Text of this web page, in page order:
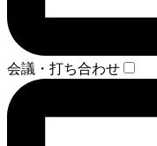
会議・打ち合わせ